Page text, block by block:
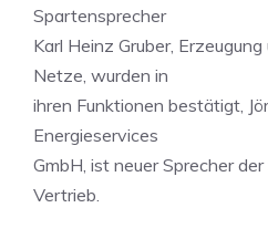
Spartensprecher
Karl Heinz Gruber,
Netze, wurden in
ihren Funktionen bestätigt,
Energieservices
GmbH, ist neuer Sprecher
Vertrieb.